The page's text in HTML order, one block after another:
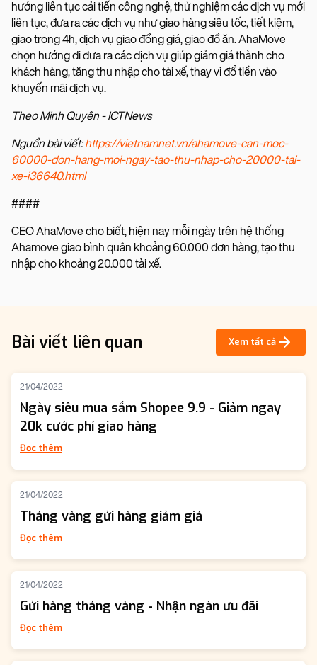
hướng liên tục cải tiến công nghệ, thử nghiệm các dịch vụ mới
liên tục, đưa ra các dịch vụ như giao hàng siêu tốc, tiết kiệm,
giao trong 4h, dịch vụ giao đồng giá, giao đồ ăn. AhaMove
chọn hướng đi đưa ra các dịch vụ giúp giảm giá thành cho
khách hàng, tăng thu nhập cho tài xế, thay vì đổ tiền vào
khuyến mãi dịch vụ.
Theo Minh Quyên -ICTNews
Nguồn bài viết:https://vietnamnet.vn/ahamove-can-moc-
60000-don-hang-moi-ngay-tao-thu-nhap-cho-20000-tai-
xe-i36640.html
####
CEO AhaMove cho biết, hiện nay mỗi ngày trên hệ thống
Ahamove giao bình quân khoảng 60.000 đơn hàng, tạo thu
nhập cho khoảng 20.000 tài xế.
Bài viết liên quan Xem tất cả
21/04/2022
Ngày siêu mua sắm Shopee 9.9 - Giảm ngay
20k cước phí giao hàng
Đọc thêm
21/04/2022
Tháng vàng gửi hàng giảm giá
Đọc thêm
21/04/2022
Gửi hàng tháng vàng - Nhận ngàn ưu đãi
Đọc thêm